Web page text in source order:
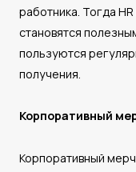
работника. Тогда
становятся
пользуются
получения.
Корпоративный
Корпоративный